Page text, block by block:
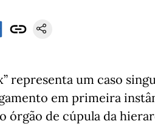
representa um caso
em primeira
o órgão de cúpula da